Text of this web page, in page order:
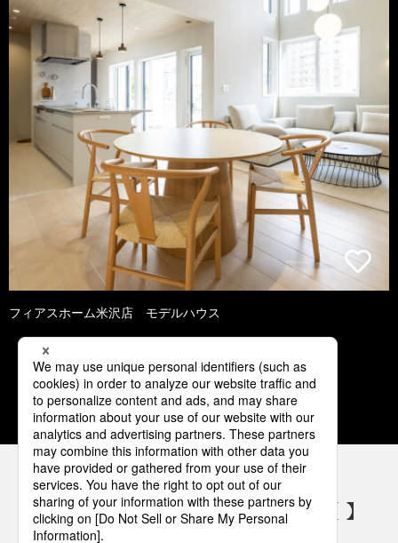
フィアスホーム米沢店 モデルハウス
1 2 3 4 5
パナソニックの電気設備 SNSアカウント